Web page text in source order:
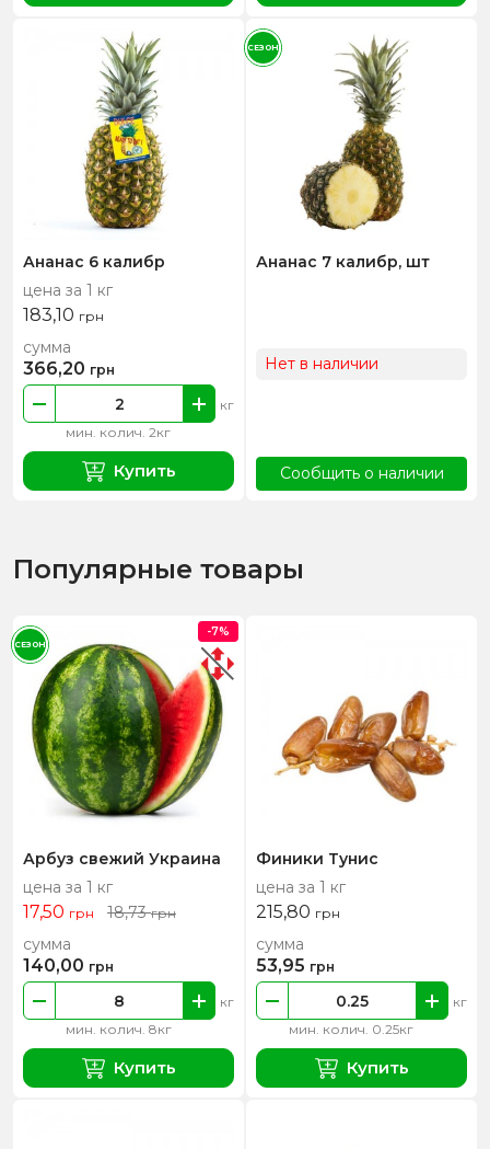
Ананас 6 калибр
цена за 1 кг
183,10 грн
мин. колич. 2кг
кг
сумма
366,20 грн
Купить
Ананас 7 калибр, шт
Нет в наличии
Сообщить о наличии
СЕЗОН
Популярные товары
Арбуз свежий Украина
цена за 1 кг
17,50 грн 18,73грн
мин. колич. 8кг
кг
сумма
140,00 грн
Купить
-7%
СЕЗОН
Финики Тунис
цена за 1 кг
215,80 грн
мин. колич. 0.25кг
кг
сумма
53,95 грн
Купить